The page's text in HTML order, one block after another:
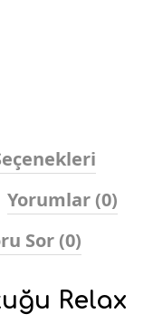
Yorumlar (0)
Sor (0)
Relax